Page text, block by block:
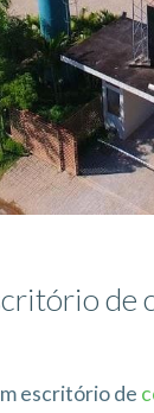
de
escritório de